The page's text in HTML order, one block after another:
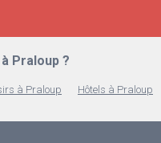
Praloup ?
à Praloup Hôtels à Praloup